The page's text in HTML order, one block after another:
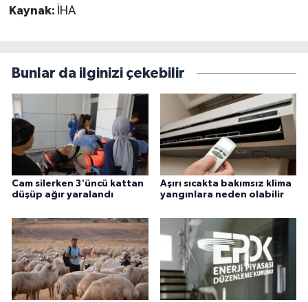
Kaynak: İHA
Bunlar da ilginizi çekebilir
Cam silerken 3'üncü kattan
düşüp ağır yaralandı
Aşırı sıcakta bakımsız klima
yangınlara neden olabilir